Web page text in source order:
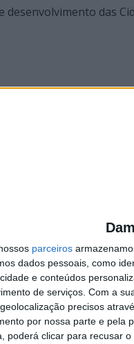
parceiros
dados pessoais, como
e conteúdos
de serviços. Com a
precisos
por nossa parte e pela
poderá clicar para recusar
das
que é efectuado
para que as
sejam felizes em
ou de outros
finalizou.